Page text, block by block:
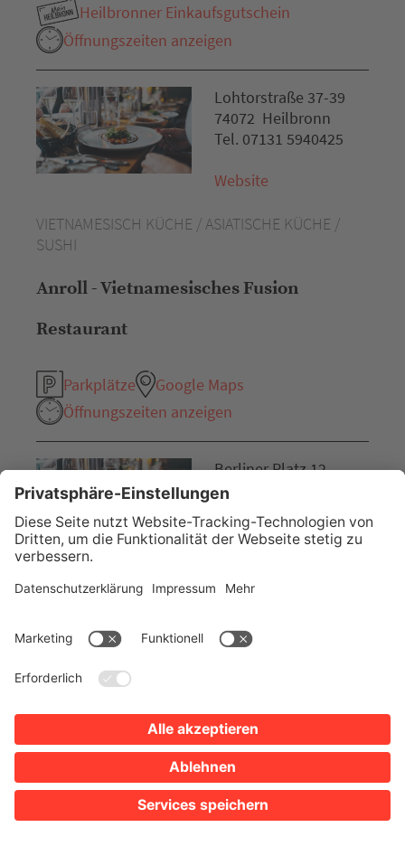
Heilbronner Einkaufsgutschein
Öffnungszeiten anzeigen
VIETNAMESISCH KÜCHE / ASIATISCHE KÜCHE /
SUSHI
Anroll - Vietnamesisches Fusion
Restaurant
Parkplätze
Google Maps
Öffnungszeiten anzeigen
Lohtorstraße 37-39
74072 Heilbronn
Tel. 07131 5940425
Website
ASIATISCHE KÜCHE / SUSHI / FUSIONSKÜCHE
YEDO Sushi & Fusionsküche im K3
Öffnungszeiten anzeigen
Berliner Platz 12
74072 Heilbronn
Website
Sülmerstraße 27
74072 Heilbronn
Tel. 07131 3998455